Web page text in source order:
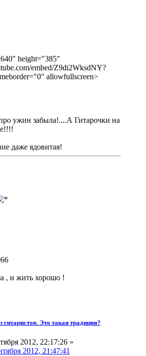
height="385"
embed/Z9di2WksdNY?
allowfullscreen>
ужин забыла!....А Гитарочки на
даже ядовитая!
, и жить хорошо !
гитаристов. Это такая традиция?
2012, 22:17:26 »
2012, 21:47:41